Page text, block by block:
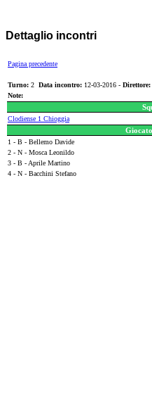
Dettaglio incontri
Pagina precedente
Turno: 2 Data incontro: 12-03-2016 - Direttore:
Note:
Clodiense 1 Chioggia
1 - B - Bellemo Davide
2 - N - Mosca Leonildo
3 - B - Aprile Martino
4 - N - Bacchini Stefano